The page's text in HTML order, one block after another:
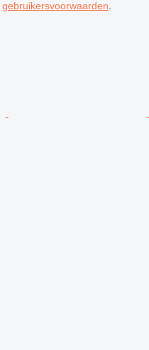
gebruikersvoorwaarden